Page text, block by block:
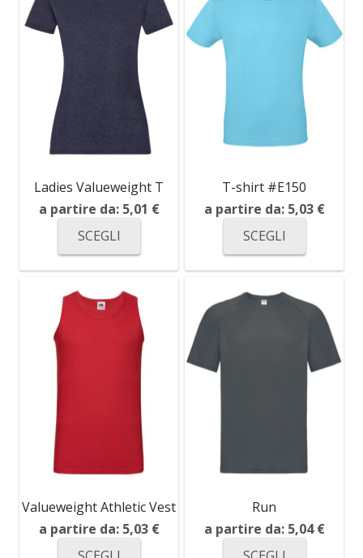
Ladies Valueweight T
a partire da: 5,01 €
SCEGLI
T-shirt #E150
a partire da: 5,03 €
SCEGLI
Valueweight Athletic Vest
a partire da: 5,03 €
Run
a partire da: 5,04€